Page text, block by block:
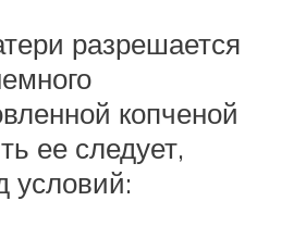
разрешается
копченой
ее следует,
условий: